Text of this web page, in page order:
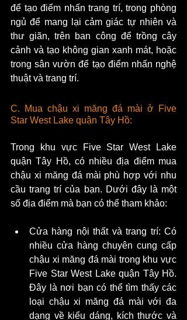
để tạo điểm nhấn trang trí, trong phòng
ngủ để mang lại cảm giác tự nhiên và
thư giãn, trên ban công để trồng cây
cảnh và tạo không gian xanh mát, hoặc
trong sân vườn để tạo điểm nhấn nghệ
thuật và trang trí.
C. Mua chậu xi măng đá mài ở Five
Star West Lake quận Tây Hồ:
Trong khu vực Five Star West Lake
quận Tây Hồ, có nhiều địa điểm mua
chậu xi măng đá mài phù hợp với nhu
cầu trang trí của bạn. Dưới đây là một
số địa điểm mà bạn có thể tham khảo:
Cửa hàng nội thất và trang trí: Có
nhiều cửa hàng chuyên cung cấp
chậu xi măng đá mài trong khu vực
Five Star West Lake quận Tây Hồ.
Đây là nơi bạn có thể tìm thấy các
loại chậu xi măng đá mài với đa
dạng về kiểu dáng, kích thước và